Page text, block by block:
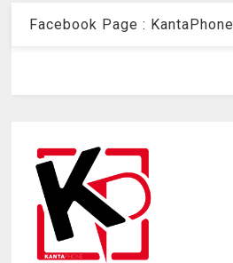
Facebook Page : KantaPhone